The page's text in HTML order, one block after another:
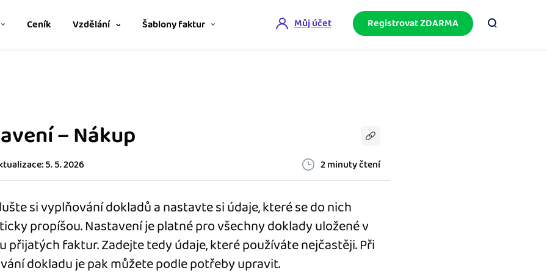
zakázek a
– nonstop
pomocí iDokladu.
Stáhněte si
Ceník Vzdělání
Blog
účetnictví.
Šablony faktur Můj účet Registrovat ZDARMA
– Nákup
5. 5. 2026 2 minuty čtení
si vyplňování dokladů a nastavte si údaje, které se do nich
propíšou. Nastavení je platné pro všechny doklady uložené v
přijatých faktur. Zadejte tedy údaje, které používáte nejčastěji. Při
dokladu je pak můžete podle potřeby upravit.